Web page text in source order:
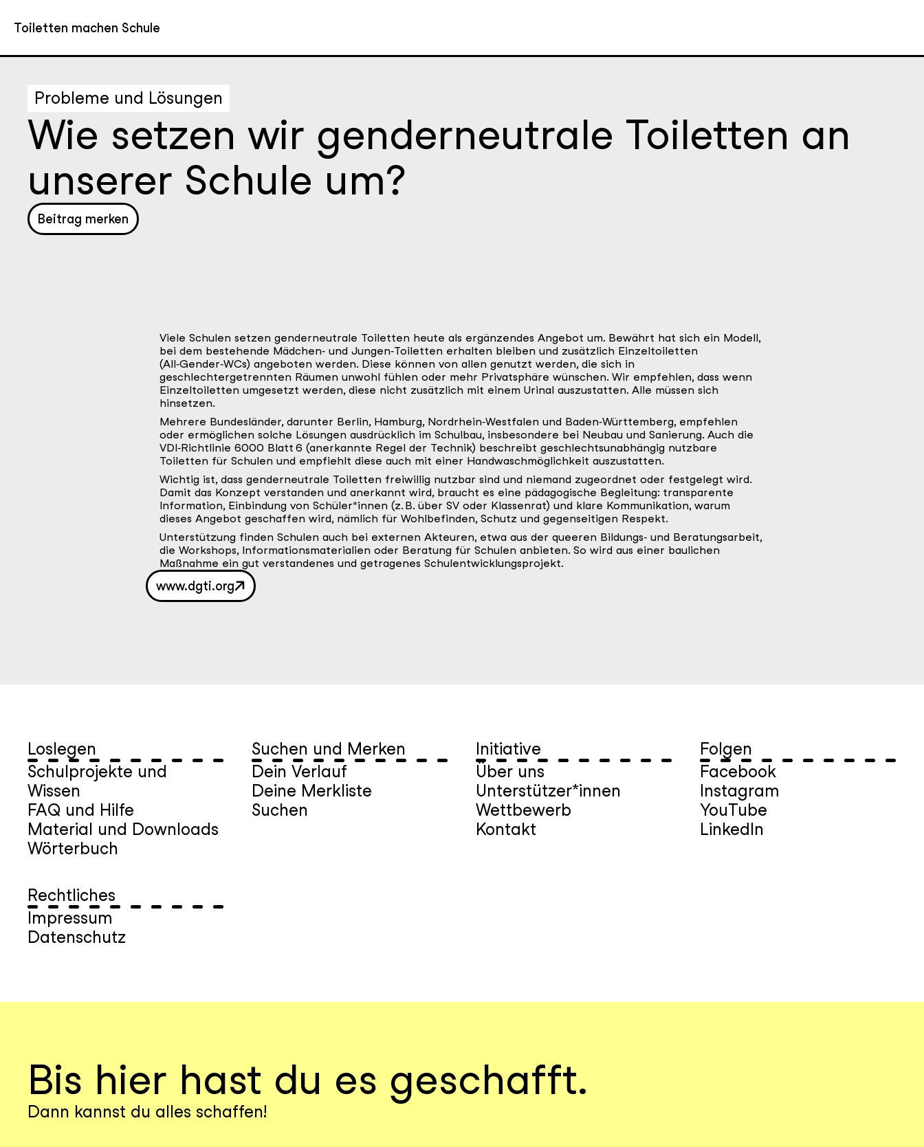
Toiletten machen Schule
Wie setzen wir genderneutrale Toiletten an
unserer Schule um?
Probleme und Lösungen
Beitrag merken
Antwort
Viele Schulen setzen genderneutrale Toiletten heute als ergänzendes Angebot um. Bewährt hat sich ein Modell,
bei dem bestehende Mädchen‑ und Jungen‑Toiletten erhalten bleiben und zusätzlich Einzeltoiletten
(All‑Gender‑WCs) angeboten werden. Diese können von allen genutzt werden, die sich in
geschlechtergetrennten Räumen unwohl fühlen oder mehr Privatsphäre wünschen. Wir empfehlen, dass wenn
Einzeltoiletten umgesetzt werden, diese nicht zusätzlich mit einem Urinal auszustatten. Alle müssen sich
hinsetzen.
Mehrere Bundesländer, darunter Berlin, Hamburg, Nordrhein‑Westfalen und Baden‑Württemberg, empfehlen
oder ermöglichen solche Lösungen ausdrücklich im Schulbau, insbesondere bei Neubau und Sanierung. Auch die
VDI‑Richtlinie 6000 Blatt 6 (anerkannte Regel der Technik) beschreibt geschlechtsunabhängig nutzbare
Toiletten für Schulen und empfiehlt diese auch mit einer Handwaschmöglichkeit auszustatten.
Wichtig ist, dass genderneutrale Toiletten freiwillig nutzbar sind und niemand zugeordnet oder festgelegt wird.
Damit das Konzept verstanden und anerkannt wird, braucht es eine pädagogische Begleitung: transparente
Information, Einbindung von Schüler*innen (z. B. über SV oder Klassenrat) und klare Kommunikation, warum
dieses Angebot geschaffen wird, nämlich für Wohlbefinden, Schutz und gegenseitigen Respekt.
Unterstützung finden Schulen auch bei externen Akteuren, etwa aus der queeren Bildungs‑ und Beratungsarbeit,
die Workshops, Informationsmaterialien oder Beratung für Schulen anbieten. So wird aus einer baulichen
Maßnahme ein gut verstandenes und getragenes Schulentwicklungsprojekt.
www.dgti.org
Loslegen
Schulprojekte und
Wissen
FAQ und Hilfe
Material und Downloads
Wörterbuch
Suchen und Merken
Dein Verlauf
Deine Merkliste
Suchen
Initiative
Über uns
Unterstützer*innen
Wettbewerb
Kontakt
Folgen
Facebook
Instagram
YouTube
LinkedIn
Rechtliches
Impressum
Datenschutz
Bis hier hast du es geschafft.
Dann kannst du alles schaffen!